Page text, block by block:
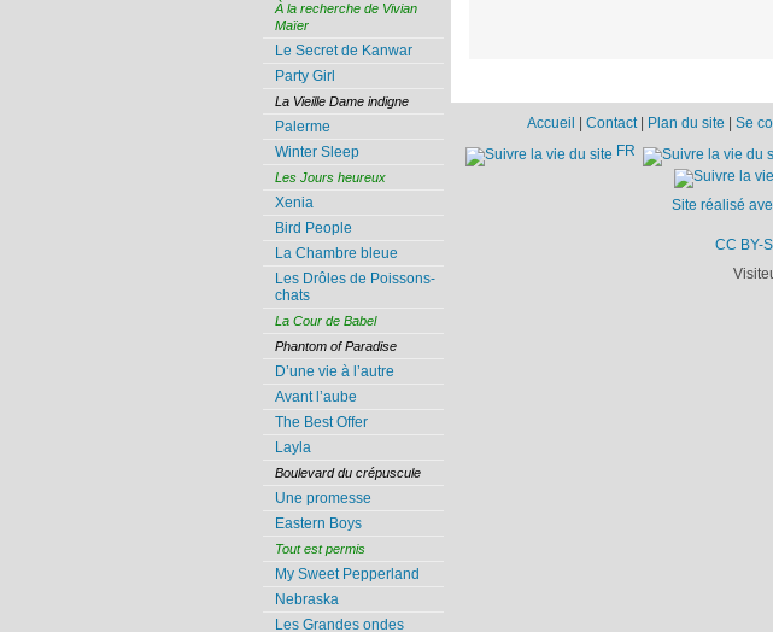
À la recherche de Vivian
Maïer
Le Secret de Kanwar
Party Girl
La Vieille Dame indigne
Palerme
Winter Sleep
Les Jours heureux
Xenia
Bird People
La Chambre bleue
Les Drôles de Poissons-
chats
La Cour de Babel
Phantom of Paradise
D’une vie à l’autre
Avant l’aube
The Best Offer
Layla
Boulevard du crépuscule
Une promesse
Eastern Boys
Tout est permis
My Sweet Pepperland
Nebraska
Les Grandes ondes
Accueil | Contact | Plan du site | Se
FR
Site réalisé
CC BY-